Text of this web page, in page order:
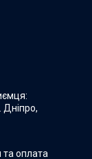
Дніпро,
оплата